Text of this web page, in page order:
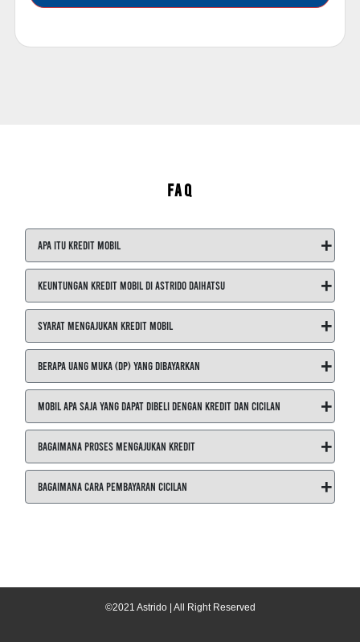
FAQ
Apa itu Kredit Mobil +
Keuntungan Kredit Mobil di ASTRIDO Daihatsu +
Syarat Mengajukan Kredit Mobil +
Berapa Uang Muka (DP) yang Dibayarkan +
Mobil Apa Saja yang Dapat Dibeli dengan Kredit dan Cicilan +
Bagaimana Proses Mengajukan Kredit +
Bagaimana Cara Pembayaran Cicilan +
©2021 Astrido | All Right Reserved